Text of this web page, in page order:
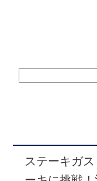
ステーキガ